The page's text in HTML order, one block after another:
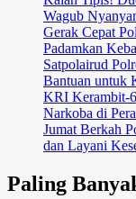
Wagub
Gerak Cepat
Padamkan
Satpolairud
Bantuan untuk
KRI Kerambit-
Narkoba di
Jumat Berkah
dan Layani
Paling